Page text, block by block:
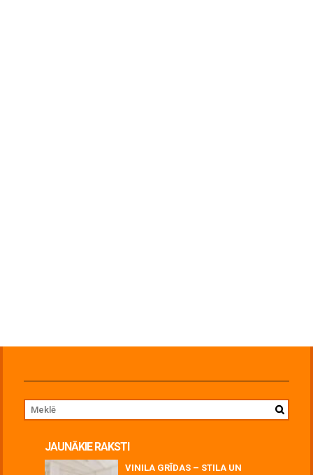
JAUNĀKIE RAKSTI
VINILA GRĪDAS – STILA UN